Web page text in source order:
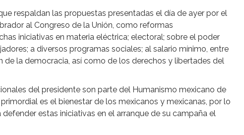
respaldan las propuestas presentadas el día de ayer por el
al Congreso de la Unión, como reformas
iniciativas en materia eléctrica; electoral; sobre el poder
a diversos programas sociales; al salario mínimo, entre
de la democracia, así como de los derechos y libertades del
del presidente son parte del Humanismo mexicano de
es el bienestar de los mexicanos y mexicanas, por lo
estas iniciativas en el arranque de su campaña el